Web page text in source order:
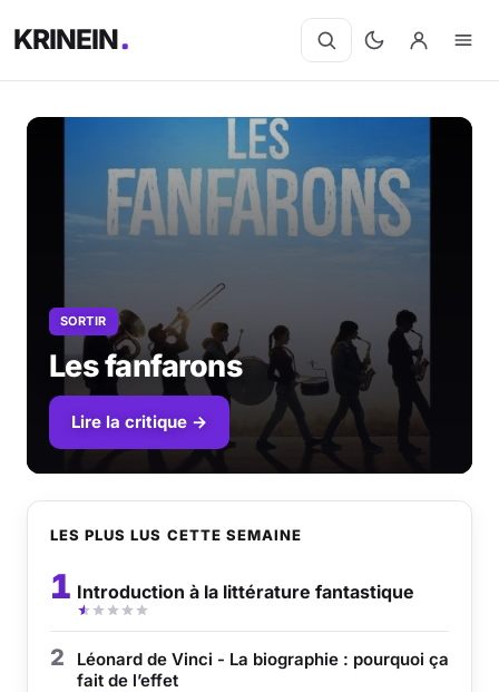
KRINEIN
SORTIR
Les fanfarons
Lire la critique →
LES PLUS LUS CETTE SEMAINE
1 Introduction à la littérature fantastique
2
Léonard de Vinci - La biographie : pourquoi ça
fait de l’effet